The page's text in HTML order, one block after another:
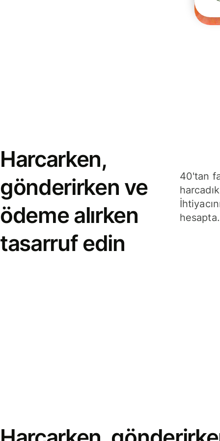
Harcarken,
gönderirken ve
ödeme alırken
tasarruf edin
40'tan
hesapta.